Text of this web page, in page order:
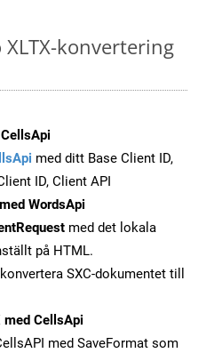
XLTX-konvertering
med ditt Base Client ID,
ID, Client API
WordsApi
med det lokala
på HTML.
SXC-dokumentet till
med CellsApi
med SaveFormat som